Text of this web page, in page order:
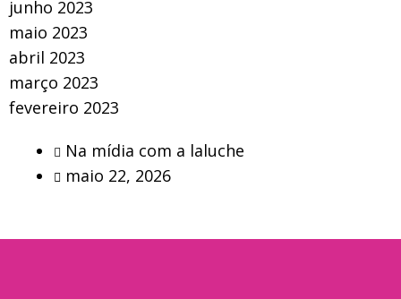
junho 2023
maio 2023
abril 2023
março 2023
fevereiro 2023
Na mídia com a laluche
maio 22, 2026